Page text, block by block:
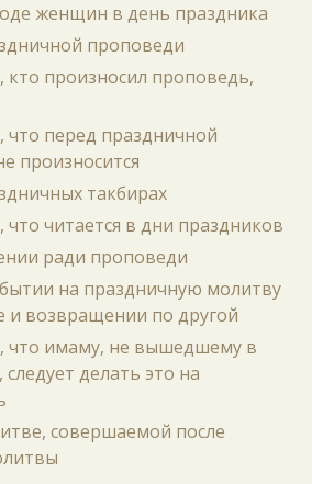
женщин в день праздника
проповеди
кто произносил проповедь,
что перед праздничной
произносится
такбирах
что читается в дни праздников
ради проповеди
на праздничную молитву
и возвращении по другой
что имаму, не вышедшему в
делать это на
совершаемой после